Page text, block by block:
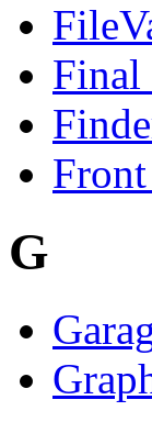
Final
G